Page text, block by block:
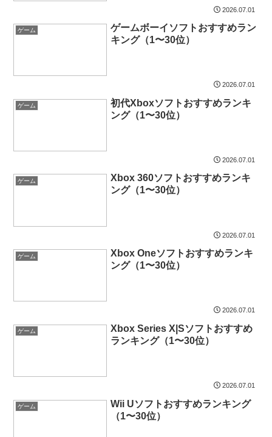
2026.07.01
ゲーム
ゲームボーイソフトおすすめラン
キング（1〜30位）
2026.07.01
ゲーム
初代Xboxソフトおすすめランキ
ング（1〜30位）
2026.07.01
ゲーム
Xbox 360ソフトおすすめランキ
ング（1〜30位）
2026.07.01
ゲーム
Xbox Oneソフトおすすめランキ
ング（1〜30位）
2026.07.01
ゲーム
Xbox Series X|Sソフトおすすめ
ランキング（1〜30位）
2026.07.01
ゲーム
Wii Uソフトおすすめランキング
（1〜30位）